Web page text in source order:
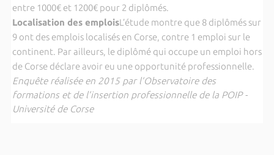
entre 1000€ et 1200€ pour 2 diplômés.
Localisation des emploisL’étude montre que 8 diplômés sur
9 ont des emplois localisés en Corse, contre 1 emploi sur le
continent. Par ailleurs, le diplômé qui occupe un emploi hors
de Corse déclare avoir eu une opportunité professionnelle.
Enquête réalisée en 2015 par l’Observatoire des
formations et de l’insertion professionnelle de la POIP -
Université de Corse